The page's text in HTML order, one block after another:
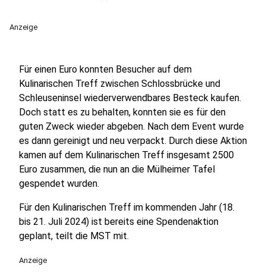
Anzeige
Für einen Euro konnten Besucher auf dem
Kulinarischen Treff zwischen Schlossbrücke und
Schleuseninsel wiederverwendbares Besteck kaufen.
Doch statt es zu behalten, konnten sie es für den
guten Zweck wieder abgeben. Nach dem Event wurde
es dann gereinigt und neu verpackt. Durch diese Aktion
kamen auf dem Kulinarischen Treff insgesamt 2500
Euro zusammen, die nun an die Mülheimer Tafel
gespendet wurden.
Für den Kulinarischen Treff im kommenden Jahr (18.
bis 21. Juli 2024) ist bereits eine Spendenaktion
geplant, teilt die MST mit.
Anzeige